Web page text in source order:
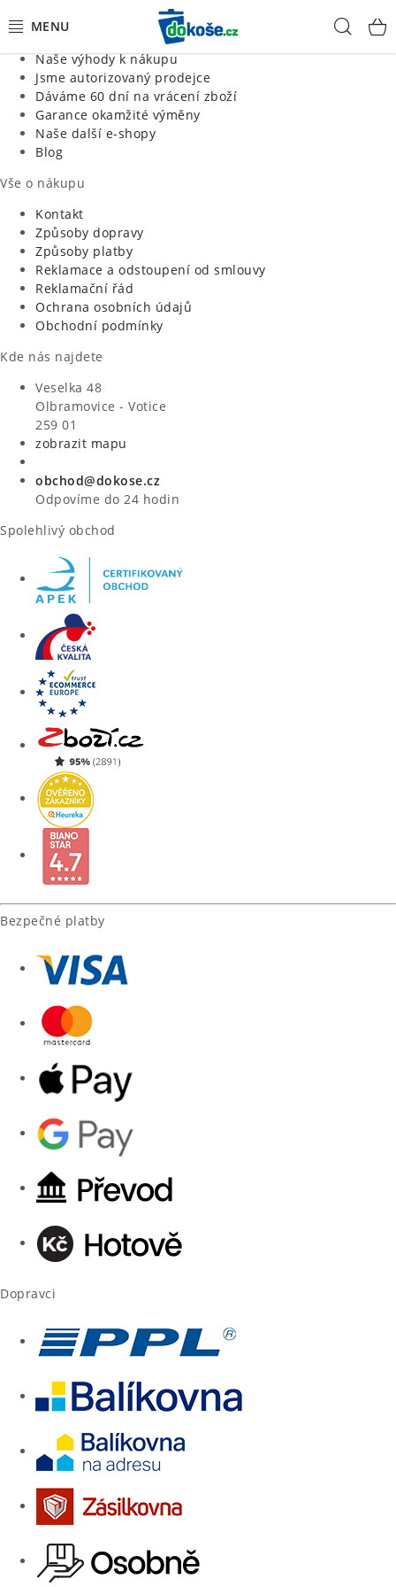
Jsme tradiční česká firma
Naše výhody k nákupu
Jsme autorizovaný prodejce
Dáváme 60 dní na vrácení zboží
Garance okamžité výměny
Naše další e-shopy
Blog
Vše o nákupu
Kontakt
Způsoby dopravy
Způsoby platby
Reklamace a odstoupení od smlouvy
Reklamační řád
Ochrana osobních údajů
Obchodní podmínky
Kde nás najdete
Veselka 48
Olbramovice - Votice
259 01
zobrazit mapu
obchod@dokose.cz
Odpovíme do 24 hodin
Spolehlivý obchod
Bezpečné platby
Dopravci
KOŠE
SÁČKY
KUCHYNĚ
ORGANIZACE
DOMÁCNOST
ÚKLID
VÝPRODEJ
ZNAČKY
Úvod Kontakt Blog
Moje objednávka